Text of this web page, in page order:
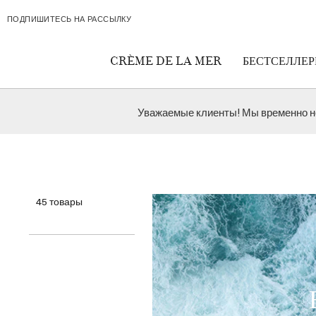
ПОДПИШИТЕСЬ НА РАССЫЛКУ
CRÈME DE LA MER
Уважаемые клиенты! Мы временно
45товары